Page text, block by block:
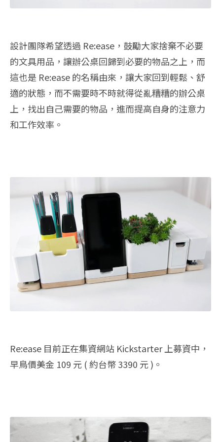
設計團隊希望透過 Re:ease，鼓勵大家捨棄不必要
的文具用品，讓辦公桌回歸到必要的物品之上，而
這也是 Re:ease 的名稱由來，讓大家回到輕鬆、舒
適的狀態，而不需要時不時就得從亂糟糟的辦公桌
上，找出自己需要的物品，進而提高自身的注意力
和工作效率。
Re:ease 目前正在集資網站 Kickstarter 上募資中，
早鳥價美金 109 元 ( 約台幣 3390 元 )。